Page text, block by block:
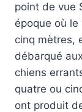
point de vue
époque où le
cinq mètres,
débarqué
chiens
quatre ou
ont produit